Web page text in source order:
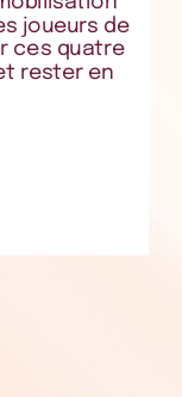
joueurs de
ces quatre
rester en